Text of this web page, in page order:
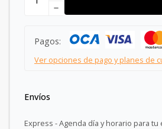
remove
Pagos:
Ver opciones de pago y planes de
Envíos
Express - Agenda día y horario para